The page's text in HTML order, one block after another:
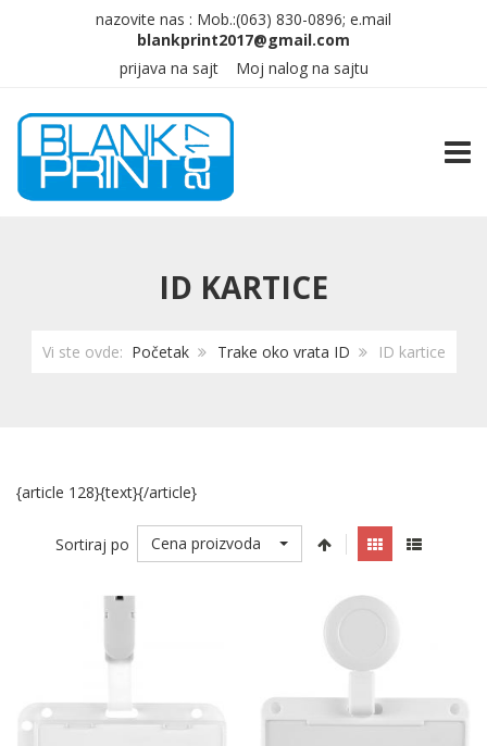
nazovite nas : Mob.:(063) 830-0896; e.mail
prijava na sajt Moj nalog na sajtu
ID KARTICE
Vi ste ovde: Početak Trake oko vrata ID ID kartice
{article 128}{text}{/article}
Sortiraj po Cena proizvoda